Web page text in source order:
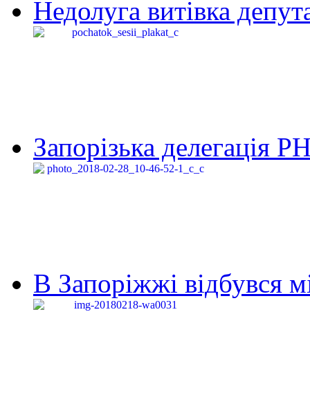
Недолуга витівка
Запорізька делегація
В Запоріжжі відбувся